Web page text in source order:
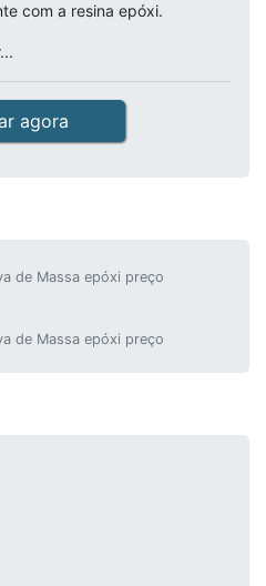
com a resina epóxi.
agora
de Massa epóxi preço
de Massa epóxi preço